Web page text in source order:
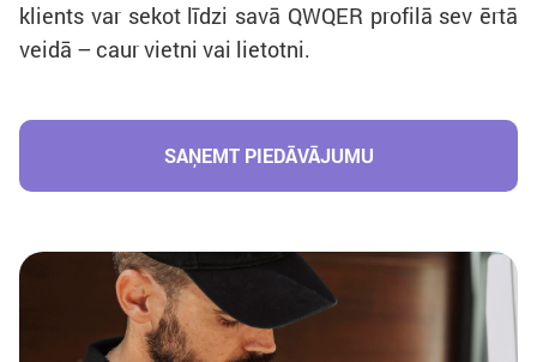
klients var sekot līdzi savā QWQER profilā sev ērtā
veidā – caur vietni vai lietotni.
SAŅEMT PIEDĀVĀJUMU